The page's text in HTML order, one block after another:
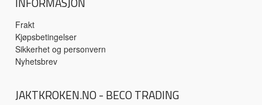
Frakt
Kjøpsbetingelser
Sikkerhet og personvern
Nyhetsbrev
JAKTKROKEN.NO - BECO TRADING